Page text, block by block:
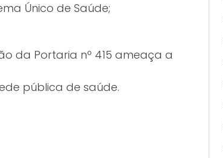
Único de Saúde;
da Portaria nº 415 ameaça a
pública de saúde.